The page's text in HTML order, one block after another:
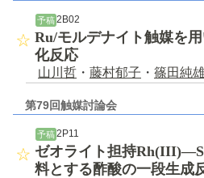
予稿 2B02
Ru/モルデナイト触媒を
化反応
山川哲 ・ 藤村郁子 ・ 篠田純
第79回触媒討論会
予稿2P11
ゼオライト担持
料とする酢酸の一段生成